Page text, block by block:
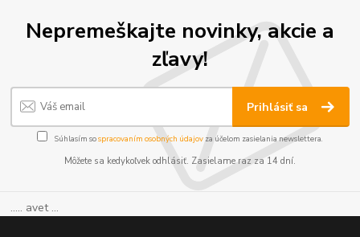
Nepremeškajte novinky, akcie a
zľavy!
Prihlásiť sa
Súhlasím sospracovaním osobných údajov za účelom zasielania newslettera.
Môžete sa kedykoľvek odhlásiť. Zasielame raz za 14 dní.
..... avet ...